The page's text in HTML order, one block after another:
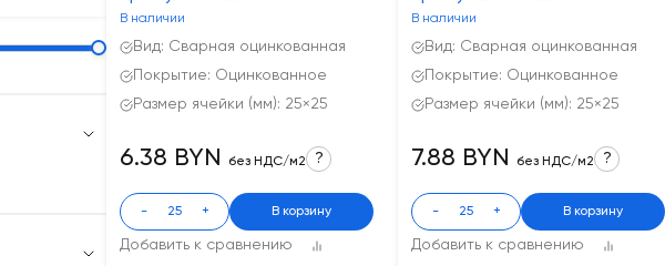
В наличии
Вид: Сварная оцинкованная
Покрытие: Оцинкованное
Размер ячейки (мм): 25×25
Добавить к сравнению
6.38 BYN без НДС/м2 ?
- + В корзину
В наличии
Вид: Сварная оцинкованная
Покрытие: Оцинкованное
Размер ячейки (мм): 25×25
Добавить к сравнению
7.88 BYN без НДС/м2 ?
- + В корзину